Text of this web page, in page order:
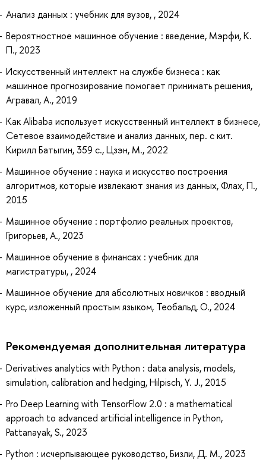
Анализ данных : учебник для вузов, , 2024
Вероятностное машинное обучение : введение, Мэрфи, К.
П., 2023
Искусственный интеллект на службе бизнеса : как
машинное прогнозирование помогает принимать решения,
Агравал, А., 2019
Как Alibaba использует искусственный интеллект в бизнесе,
Сетевое взаимодействие и анализ данных, пер. с кит.
Кирилл Батыгин, 359 с., Цзэн, М., 2022
Машинное обучение : наука и искусство построения
алгоритмов, которые извлекают знания из данных, Флах, П.,
2015
Машинное обучение : портфолио реальных проектов,
Григорьев, А., 2023
Машинное обучение в финансах : учебник для
магистратуры, , 2024
Машинное обучение для абсолютных новичков : вводный
курс, изложенный простым языком, Теобальд, О., 2024
Рекомендуемая дополнительная литература
Derivatives analytics with Python : data analysis, models,
simulation, calibration and hedging, Hilpisch, Y. J., 2015
Pro Deep Learning with TensorFlow 2.0 : a mathematical
approach to advanced artificial intelligence in Python,
Pattanayak, S., 2023
Python : исчерпывающее руководство, Бизли, Д. М., 2023